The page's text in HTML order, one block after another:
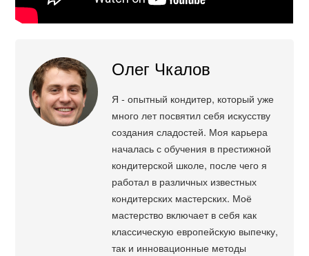
Олег Чкалов
Я - опытный кондитер, который уже
много лет посвятил себя искусству
создания сладостей. Моя карьера
началась с обучения в престижной
кондитерской школе, после чего я
работал в различных известных
кондитерских мастерских. Моё
мастерство включает в себя как
классическую европейскую выпечку,
так и инновационные методы